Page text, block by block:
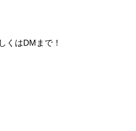
くはDMまで！